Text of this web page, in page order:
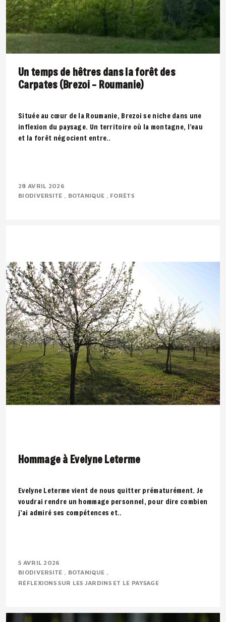
Un temps de hêtres dans la forêt des
Carpates (Brezoi – Roumanie)
Située au cœur de la Roumanie, Brezoi se niche dans une
inflexion du paysage. Un territoire où la montagne, l’eau
et la forêt négocient entre..
28 AVRIL 2026
BIODIVERSITÉ
BOTANIQUE FORÊTS
Hommage à Evelyne Leterme
Evelyne Leterme vient de nous quitter prématurément. Je
voudrai rendre un hommage personnel, pour dire combien
j’ai admiré ses compétences et..
5 AVRIL 2026
BIODIVERSITÉ
BOTANIQUE
RÉFLEXIONS SUR LES JARDINS ET LE PAYSAGE